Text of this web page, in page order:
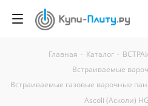
Главная - Каталог -
Встраиваемые
Встраиваемые газовые варочные
Ascoli (Асколи)